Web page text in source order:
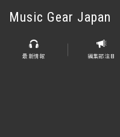
Music Gear Japan
MENU
最新情報 編集部注目